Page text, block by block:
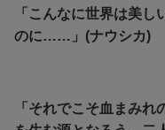
「こんなに世界は美
のに……」(ナウシカ)
「それでこそ血まみ